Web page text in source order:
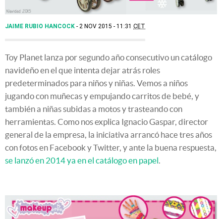
JAIME RUBIO HANCOCK 2 NOV 2015 - 11:31 CET
Toy Planet lanza por segundo año consecutivo un catálogo
navideño en el que intenta dejar atrás roles
predeterminados para niños y niñas. Vemos a niños
jugando con muñecas y empujando carritos de bebé, y
también a niñas subidas a motos y trasteando con
herramientas. Como nos explica Ignacio Gaspar, director
general de la empresa, la iniciativa arrancó hace tres años
con fotos en Facebook y Twitter, y ante la buena respuesta,
se lanzó en 2014 ya en el catálogo en papel.